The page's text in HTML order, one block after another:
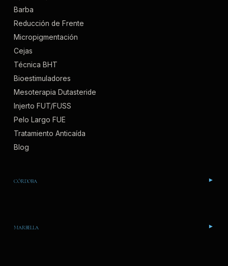
Barba
Reducción de Frente
Micropigmentación
Cejas
Técnica BHT
Bioestimuladores
Mesoterapia Dutasteride
Injerto FUT/FUSS
Pelo Largo FUE
Tratamiento Anticaída
Blog
CÓRDOBA ▾
MARBELLA ▾